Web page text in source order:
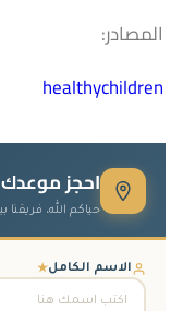
المصادر:
healthychildren
احجز موعدك
حياكم الله،
الاسم الكامل★